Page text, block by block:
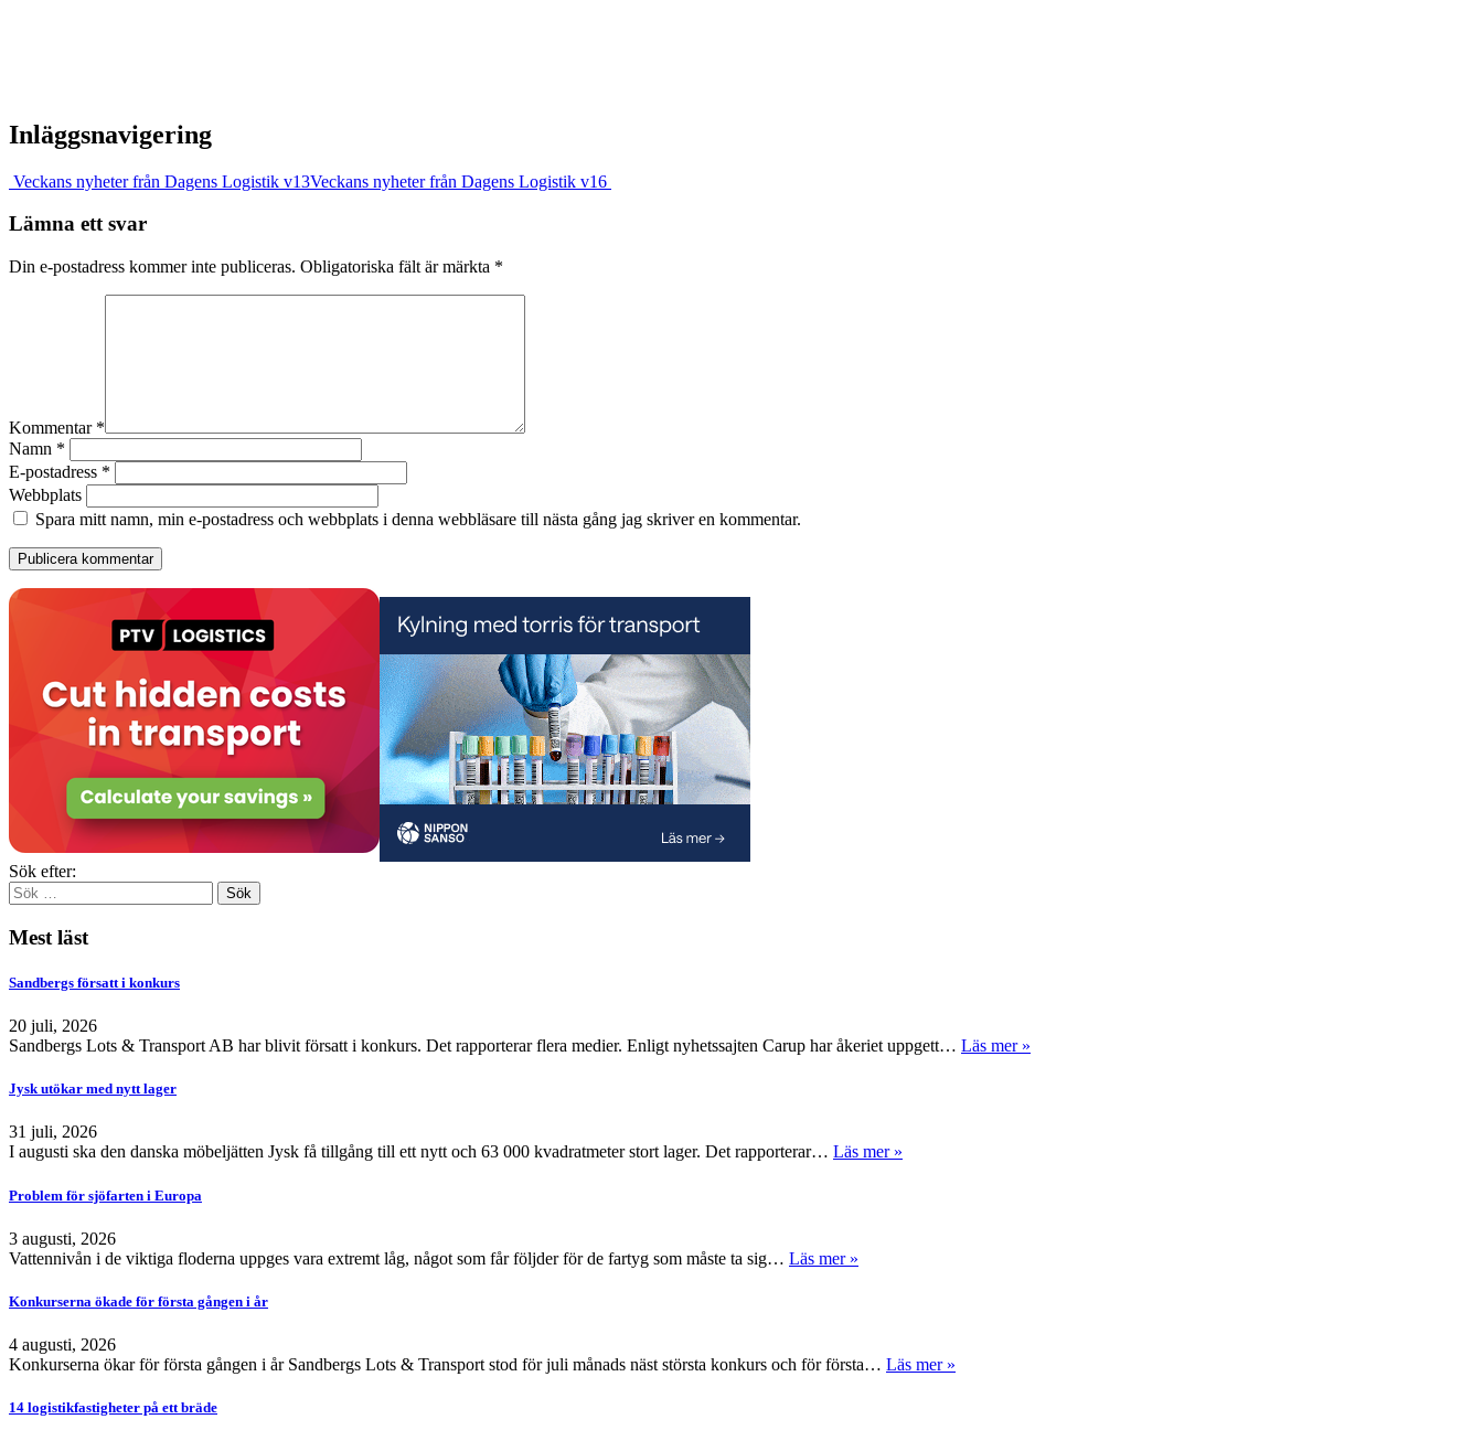
Inläggsnavigering
Veckans nyheter från Dagens Logistik v13Veckans nyheter från Dagens Logistik v16
Lämna ett svar
Din e-postadress kommer inte publiceras. Obligatoriska fält är märkta *
Kommentar *
Namn *
E-postadress *
Webbplats
Spara mitt namn, min e-postadress och webbplats i denna webbläsare till nästa gång jag skriver en kommentar.
Sök efter:
Mest läst
Sandbergs försatt i konkurs
20 juli, 2026
Sandbergs Lots & Transport AB har blivit försatt i konkurs. Det rapporterar flera medier. Enligt nyhetssajten Carup har åkeriet uppgett… Läs mer »
Jysk utökar med nytt lager
31 juli, 2026
I augusti ska den danska möbeljätten Jysk få tillgång till ett nytt och 63 000 kvadratmeter stort lager. Det rapporterar… Läs mer »
Problem för sjöfarten i Europa
3 augusti, 2026
Vattennivån i de viktiga floderna uppges vara extremt låg, något som får följder för de fartyg som måste ta sig… Läs mer »
Konkurserna ökade för första gången i år
4 augusti, 2026
Konkurserna ökar för första gången i år Sandbergs Lots & Transport stod för juli månads näst största konkurs och för första… Läs mer »
14 logistikfastigheter på ett bräde